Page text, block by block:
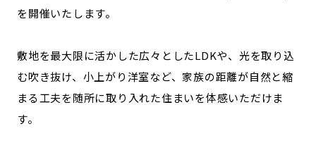
地域豆知識
「人」から探す
記事ライター
を開催いたします。
敷地を最大限に活かした広々としたLDKや、光を取り込
む吹き抜け、小上がり洋室など、家族の距離が自然と縮
まる工夫を随所に取り入れた住まいを体感いただけま
す。